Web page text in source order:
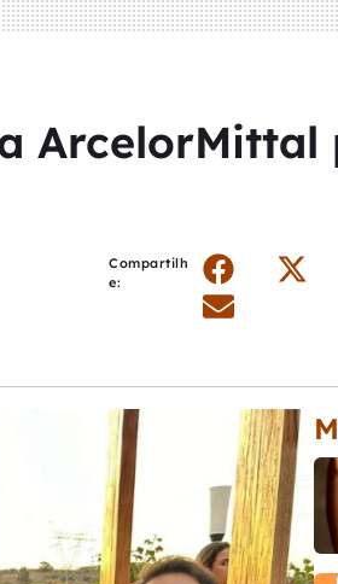
ArcelorMittal
Compartilh
e: